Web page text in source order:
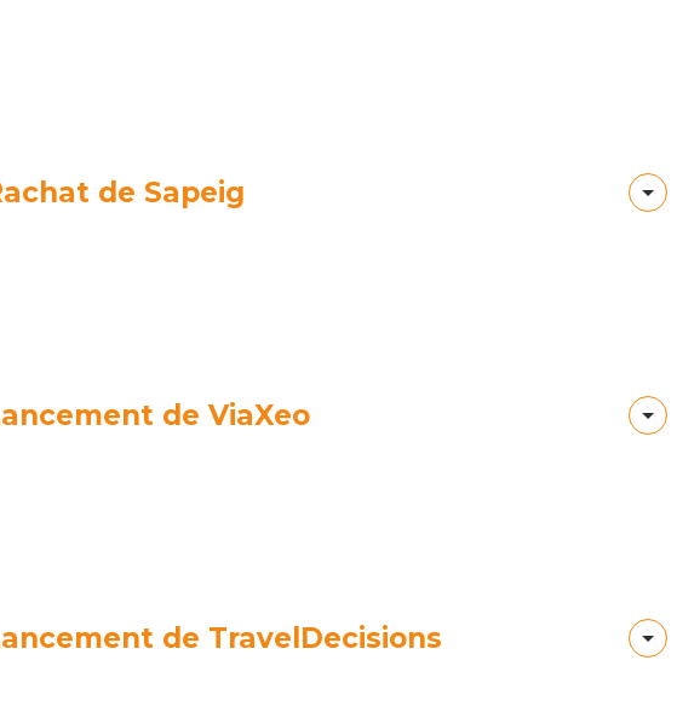
de Sapeig
de ViaXeo
de TravelDecisions